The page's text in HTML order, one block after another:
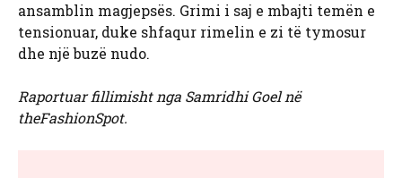
ansamblin magjepsës. Grimi i saj e mbajti temën e
tensionuar, duke shfaqur rimelin e zi të tymosur
dhe një buzë nudo.
Raportuar fillimisht nga Samridhi Goel në
theFashionSpot.